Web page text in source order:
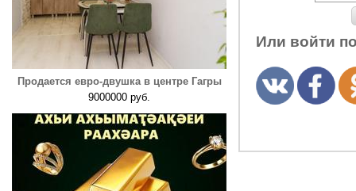
Продается евро-двушка в центре Гагры
9000000 руб.
Или войти